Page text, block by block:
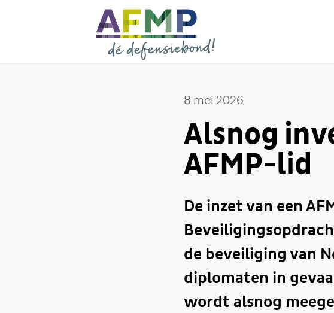
8 mei 2026
Alsnog
AFMP-lid
De inzet van een
de beveiliging van
diplomaten in
wordt alsnog